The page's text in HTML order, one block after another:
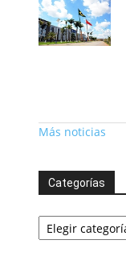
Más noticias
Categorías
Categorías